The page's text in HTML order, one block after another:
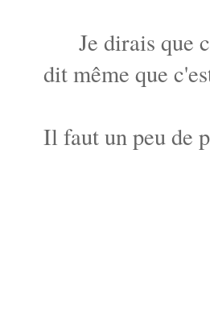
Je dirais que
dit même que
Il faut un peu de